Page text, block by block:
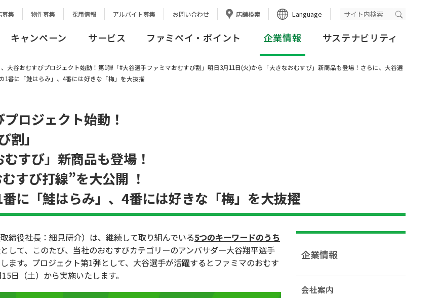
募集 物件募集 採用情報 アルバイト募集 お問い合わせ 店舗検索 Language 検索実行
キャンペーン サービス ファミペイ・ポイント 企業情報 サステナビリティ
大谷おむすびプロジェクト始動！第1弾「#大谷選手ファミマおむすび割」明日3月11日(火)から「大きなおむすび」新商品も登場！さらに、大谷選
1番に「鮭はらみ」、4番には好きな「梅」を大抜擢
ロジェクト始動！
」
すび」新商品も登場！
すび打線”を大公開 ！
に「鮭はらみ」、4番には好きな「梅」を大抜擢
締役社長：細見研介）は、継続して取り組んでいる5つのキーワードのうち
して、このたび、当社のおむすびカテゴリーのアンバサダー大谷翔平選手
ます。プロジェクト第1弾として、大谷選手が活躍するとファミマのおむす
日（土）から実施いたします。
企業情報
会社案内